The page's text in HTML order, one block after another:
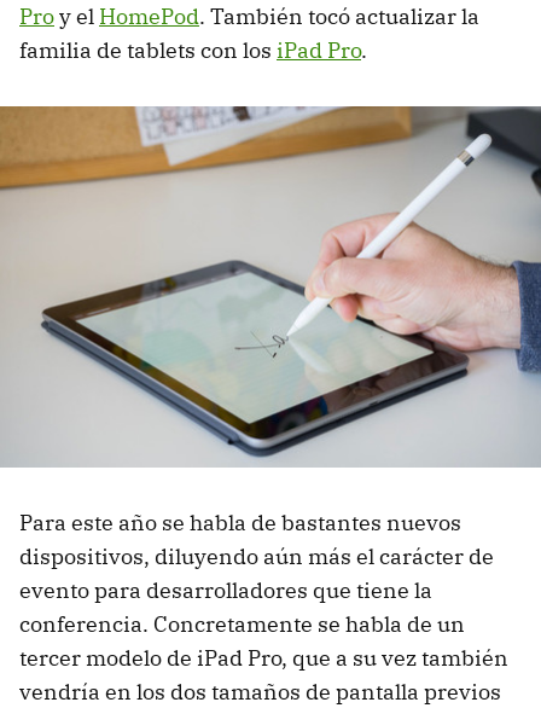
Proy el HomePod. También tocó actualizar la
familia de tablets con los iPad Pro.
Para este año se habla de bastantes nuevos
dispositivos, diluyendo aún más el carácter de
evento para desarrolladores que tiene la
conferencia. Concretamente se habla de un
tercer modelo de iPad Pro, que a su vez también
vendría en los dos tamaños de pantalla previos